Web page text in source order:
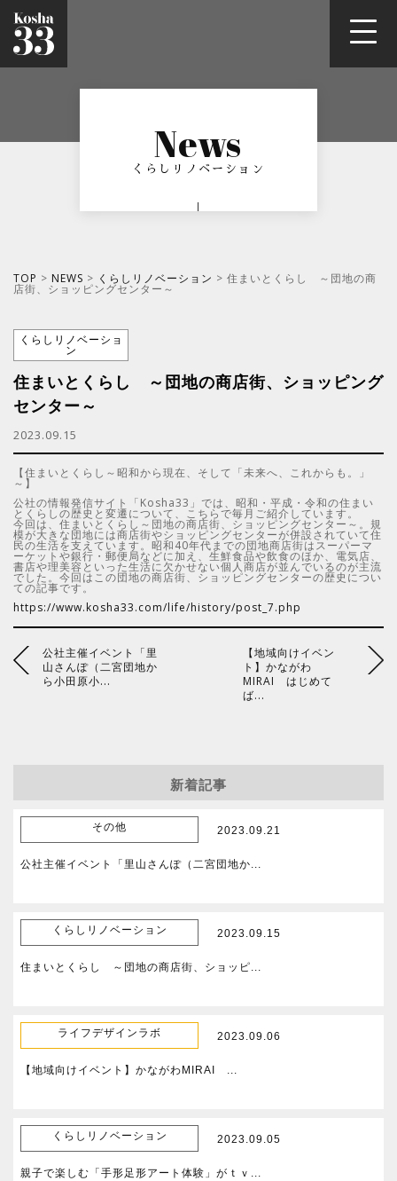
News
くらしリノベーション
TOP > NEWS > くらしリノベーション > 住まいとくらし ～団地の商
店街、ショッピングセンター～
くらしリノベーショ
ン
住まいとくらし ～団地の商店街、ショッピング
センター～
2023.09.15
【住まいとくらし～昭和から現在、そして「未来へ、これからも。」
～】
公社の情報発信サイト「Kosha33」では、昭和・平成・令和の住まい
とくらしの歴史と変遷について、こちらで毎月ご紹介しています。
今回は、住まいとくらし～団地の商店街、ショッピングセンター～。規
模が大きな団地には商店街やショッピングセンターが併設されていて住
民の生活を支えています。昭和40年代までの団地商店街はスーパーマ
ーケットや銀行・郵便局などに加え、生鮮食品や飲食のほか、電気店、
書店や理美容といった生活に欠かせない個人商店が並んでいるのが主流
でした。今回はこの団地の商店街、ショッピングセンターの歴史につい
ての記事です。
https://www.kosha33.com/life/history/post_7.php
公社主催イベント「里
山さんぽ（二宮団地か
ら小田原小...
【地域向けイベン
ト】かながわ
MIRAI はじめて
ば...
新着記事
その他 2023.09.21
公社主催イベント「里山さんぽ（二宮団地か...
くらしリノベーション 2023.09.15
住まいとくらし ～団地の商店街、ショッピ...
ライフデザインラボ 2023.09.06
【地域向けイベント】かながわMIRAI ...
くらしリノベーション 2023.09.05
親子で楽しむ「手形足形アート体験」がｔｖ...